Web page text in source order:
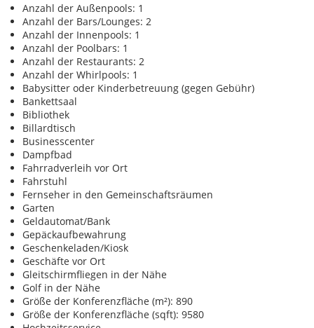
Anzahl der Außenpools: 1
Anzahl der Bars/Lounges: 2
Anzahl der Innenpools: 1
Anzahl der Poolbars: 1
Anzahl der Restaurants: 2
Anzahl der Whirlpools: 1
Babysitter oder Kinderbetreuung (gegen Gebühr)
Bankettsaal
Bibliothek
Billardtisch
Businesscenter
Dampfbad
Fahrradverleih vor Ort
Fahrstuhl
Fernseher in den Gemeinschaftsräumen
Garten
Geldautomat/Bank
Gepäckaufbewahrung
Geschenkeladen/Kiosk
Geschäfte vor Ort
Gleitschirmfliegen in der Nähe
Golf in der Nähe
Größe der Konferenzfläche (m²): 890
Größe der Konferenzfläche (sqft): 9580